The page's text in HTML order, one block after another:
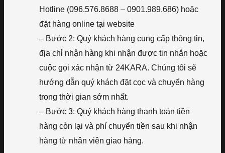
Hotline (096.576.8688 – 0901.989.686) hoặc
đặt hàng online tại website
– Bước 2: Quý khách hàng cung cấp thông tin,
địa chỉ nhận hàng khi nhận được tin nhắn hoặc
cuộc gọi xác nhận từ 24KARA. Chúng tôi sẽ
hướng dẫn quý khách đặt cọc và chuyển hàng
trong thời gian sớm nhất.
– Bước 3: Quý khách hàng thanh toán tiền
hàng còn lại và phí chuyển tiền sau khi nhận
hàng từ nhân viên giao hàng.